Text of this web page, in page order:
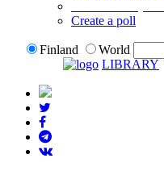
Create a poll
Finland
World
LIBRARY